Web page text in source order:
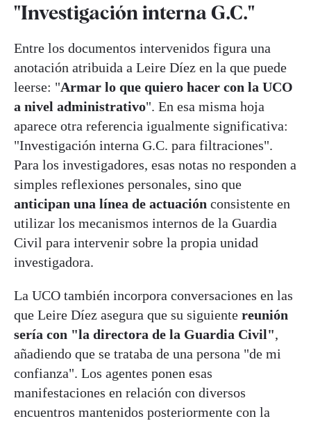
"Investigación interna G.C."
Entre los documentos intervenidos figura una
anotación atribuida a Leire Díez en la que puede
leerse: "Armar lo que quiero hacer con la UCO
a nivel administrativo". En esa misma hoja
aparece otra referencia igualmente significativa:
"Investigación interna G.C. para filtraciones".
Para los investigadores, esas notas no responden a
simples reflexiones personales, sino que
anticipan una línea de actuación consistente en
utilizar los mecanismos internos de la Guardia
Civil para intervenir sobre la propia unidad
investigadora.
La UCO también incorpora conversaciones en las
que Leire Díez asegura que su siguiente reunión
sería con "la directora de la Guardia Civil",
añadiendo que se trataba de una persona "de mi
confianza". Los agentes ponen esas
manifestaciones en relación con diversos
encuentros mantenidos posteriormente con la